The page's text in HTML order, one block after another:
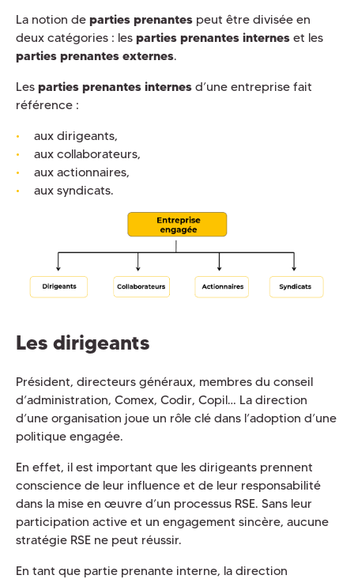
La notion de parties prenantespeut être divisée en
deux catégories : les parties prenantes interneset les
parties prenantes externes.
Les parties prenantes internesd’une entreprise fait
référence :
aux dirigeants,
aux collaborateurs,
aux actionnaires,
aux syndicats.
Les dirigeants
Président, directeurs généraux, membres du conseil
d’administration, Comex, Codir, Copil… La direction
d’une organisation joue un rôle clé dans l’adoption d’une
politique engagée.
En effet, il est important que les dirigeants prennent
conscience de leur influence et de leur responsabilité
dans la mise en œuvre d’un processus RSE. Sans leur
participation active et un engagement sincère, aucune
stratégie RSE ne peut réussir.
En tant que partie prenante interne, la direction